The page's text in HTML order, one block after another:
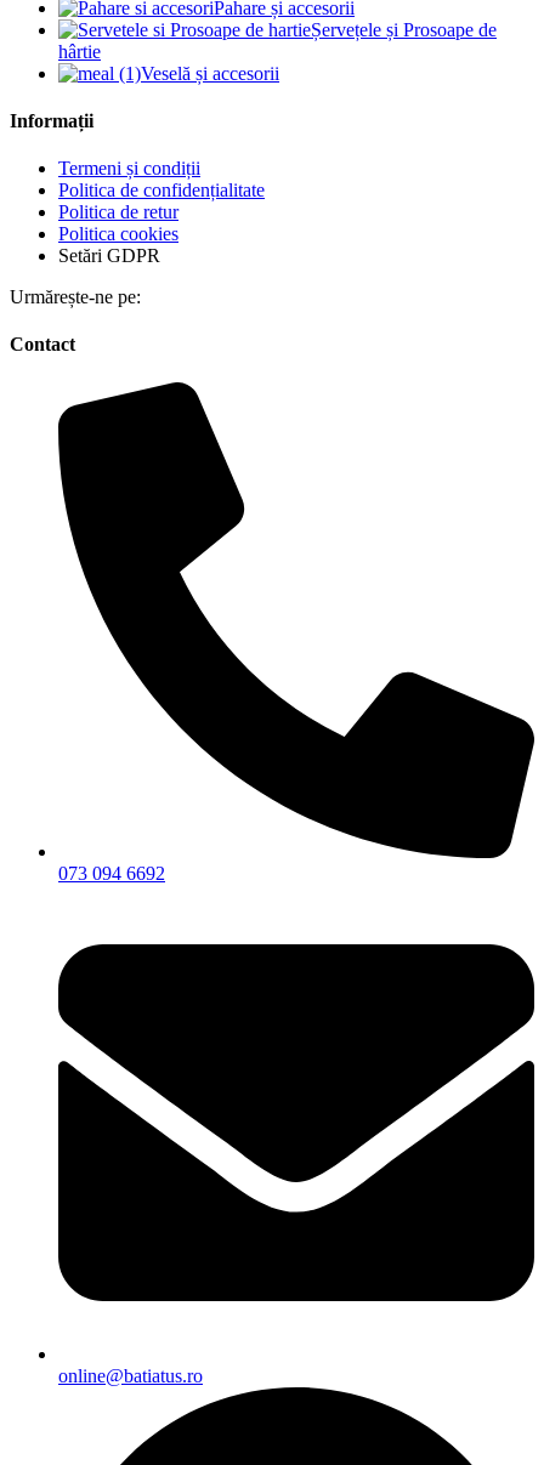
Pahare și accesorii
Șervețele și Prosoape de
hârtie
Veselă și accesorii
Informații
Termeni și condiții
Politica de confidențialitate
Politica de retur
Politica cookies
Setări GDPR
Urmărește-ne pe:
Contact
073 094 6692
online@batiatus.ro